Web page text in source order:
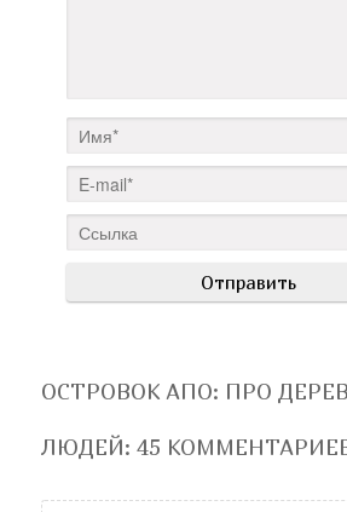
ОСТРОВОК АПО: ПРО
ЛЮДЕЙ: 45